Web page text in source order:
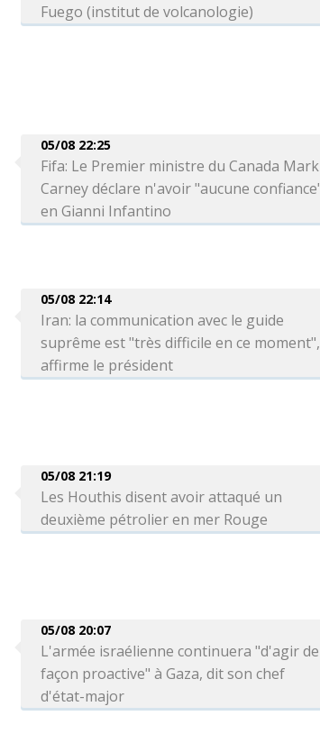
Fuego (institut de volcanologie)
05/08 22:25
Fifa: Le Premier ministre du Canada Mark
Carney déclare n'avoir "aucune
en Gianni Infantino
05/08 22:14
Iran: la communication avec le guide
suprême est "très difficile en ce moment",
affirme le président
05/08 21:19
Les Houthis disent avoir attaqué un
deuxième pétrolier en mer Rouge
05/08 20:07
L'armée israélienne continuera "d'agir de
façon proactive" à Gaza, dit son chef
d'état-major